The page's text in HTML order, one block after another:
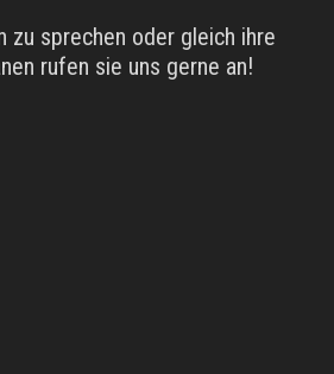
zu sprechen oder gleich ihre
rufen sie uns gerne an!